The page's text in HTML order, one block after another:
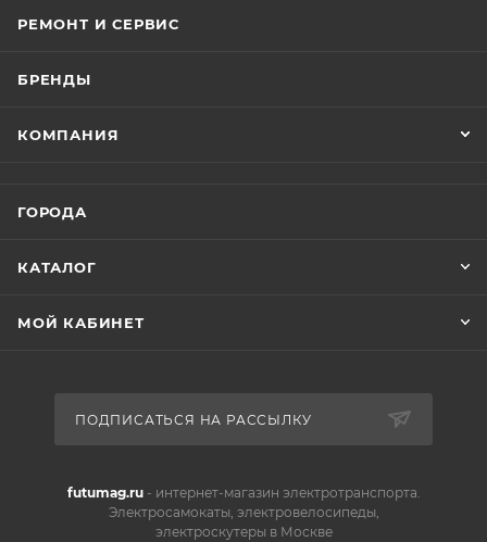
РЕМОНТ И СЕРВИС
БРЕНДЫ
КОМПАНИЯ
ГОРОДА
КАТАЛОГ
МОЙ КАБИНЕТ
ПОДПИСАТЬСЯ НА РАССЫЛКУ
futumag.ru- интернет-магазин электротранспорта.
Электросамокаты, электровелосипеды,
электроскутеры в Москве